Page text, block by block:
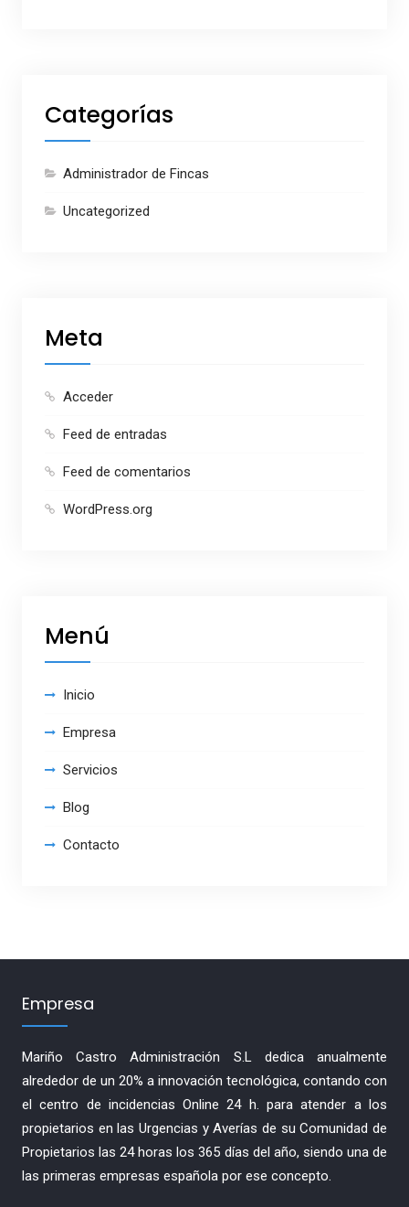
Categorías
Administrador de Fincas
Uncategorized
Meta
Acceder
Feed de entradas
Feed de comentarios
WordPress.org
Menú
Inicio
Empresa
Servicios
Blog
Contacto
Empresa
Mariño Castro Administración S.L dedica anualmente
alrededor de un 20% a innovación tecnológica, contando con
el centro de incidencias Online 24 h. para atender a los
propietarios en las Urgencias y Averías de su Comunidad de
Propietarios las 24 horas los 365 días del año, siendo una de
las primeras empresas española por ese concepto.